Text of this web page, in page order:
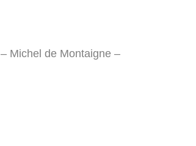
– Michel de Montaigne –